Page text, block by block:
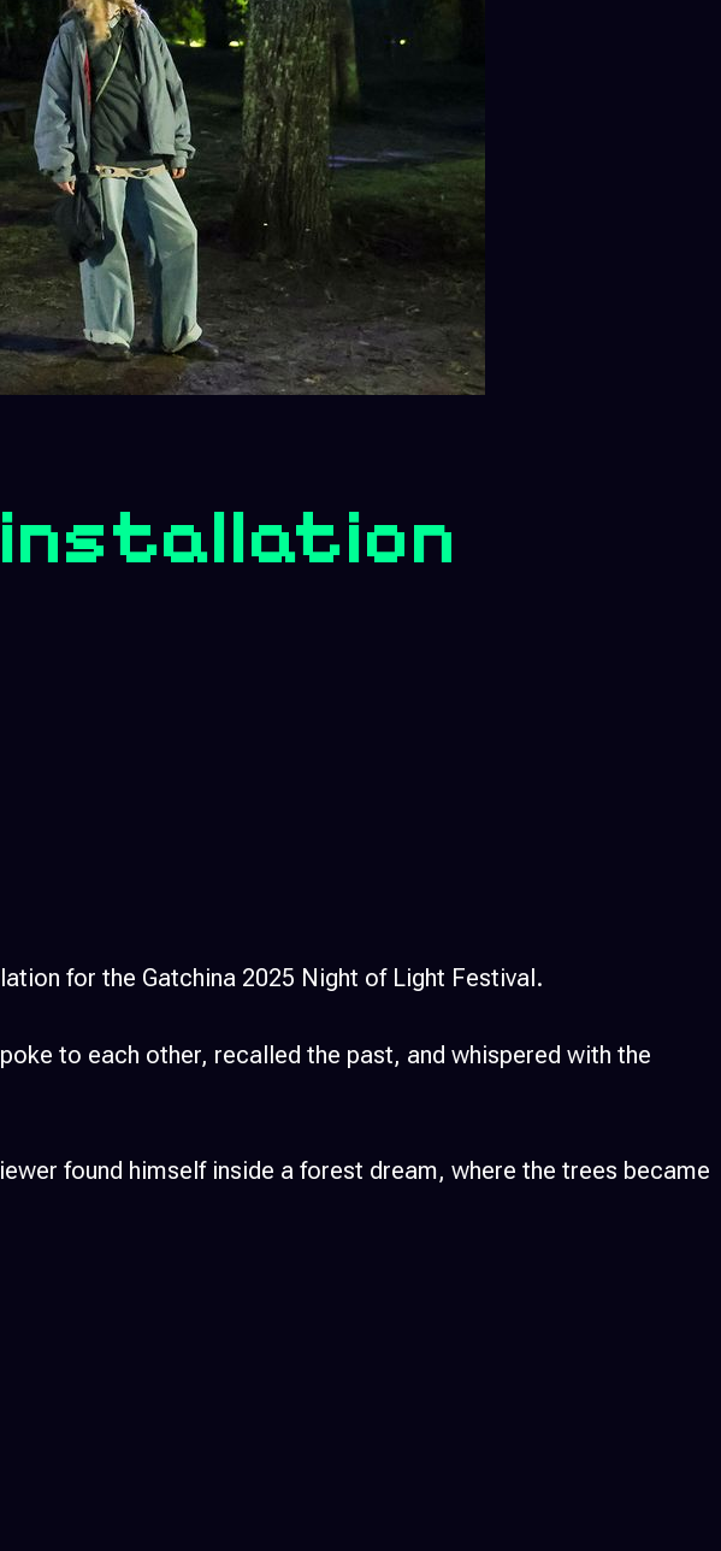
for the Gatchina 2025 Night of Light Festival.​
to each other, recalled the past, and whispered with the
found himself inside a forest dream, where the trees became